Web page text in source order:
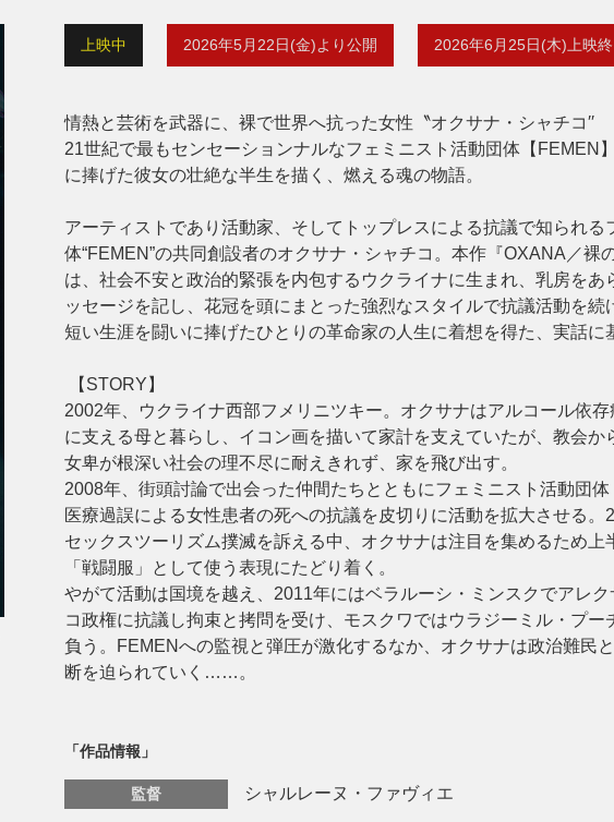
上映中 2026年5月22日(金)より公開 2026年6月25日(木)上映終
情熱と芸術を武器に、裸で世界へ抗った女性〝オクサナ・シャチコ′′
21世紀で最もセンセーションナルなフェミニスト活動団体【FEMEN
に捧げた彼女の壮絶な半生を描く、燃える魂の物語。
アーティストであり活動家、そしてトップレスによる抗議で知られる
体“FEMEN”の共同創設者のオクサナ・シャチコ。本作『OXANA／裸
は、社会不安と政治的緊張を内包するウクライナに生まれ、乳房をあ
ッセージを記し、花冠を頭にまとった強烈なスタイルで抗議活動を続
短い生涯を闘いに捧げたひとりの革命家の人生に着想を得た、実話に
【STORY】
2002年、ウクライナ西部フメリニツキー。オクサナはアルコール依
に支える母と暮らし、イコン画を描いて家計を支えていたが、教会か
女卑が根深い社会の理不尽に耐えきれず、家を飛び出す。
2008年、街頭討論で出会った仲間たちとともにフェミニスト活動団体
医療過誤による女性患者の死への抗議を皮切りに活動を拡大させる。
セックスツーリズム撲滅を訴える中、オクサナは注目を集めるため上
「戦闘服」として使う表現にたどり着く。
やがて活動は国境を越え、2011年にはベラルーシ・ミンスクでアレ
コ政権に抗議し拘束と拷問を受け、モスクワではウラジーミル・プー
負う。FEMENへの監視と弾圧が激化するなか、オクサナは政治難民
断を迫られていく……。
「作品情報」
監督 シャルレーヌ・ファヴィエ